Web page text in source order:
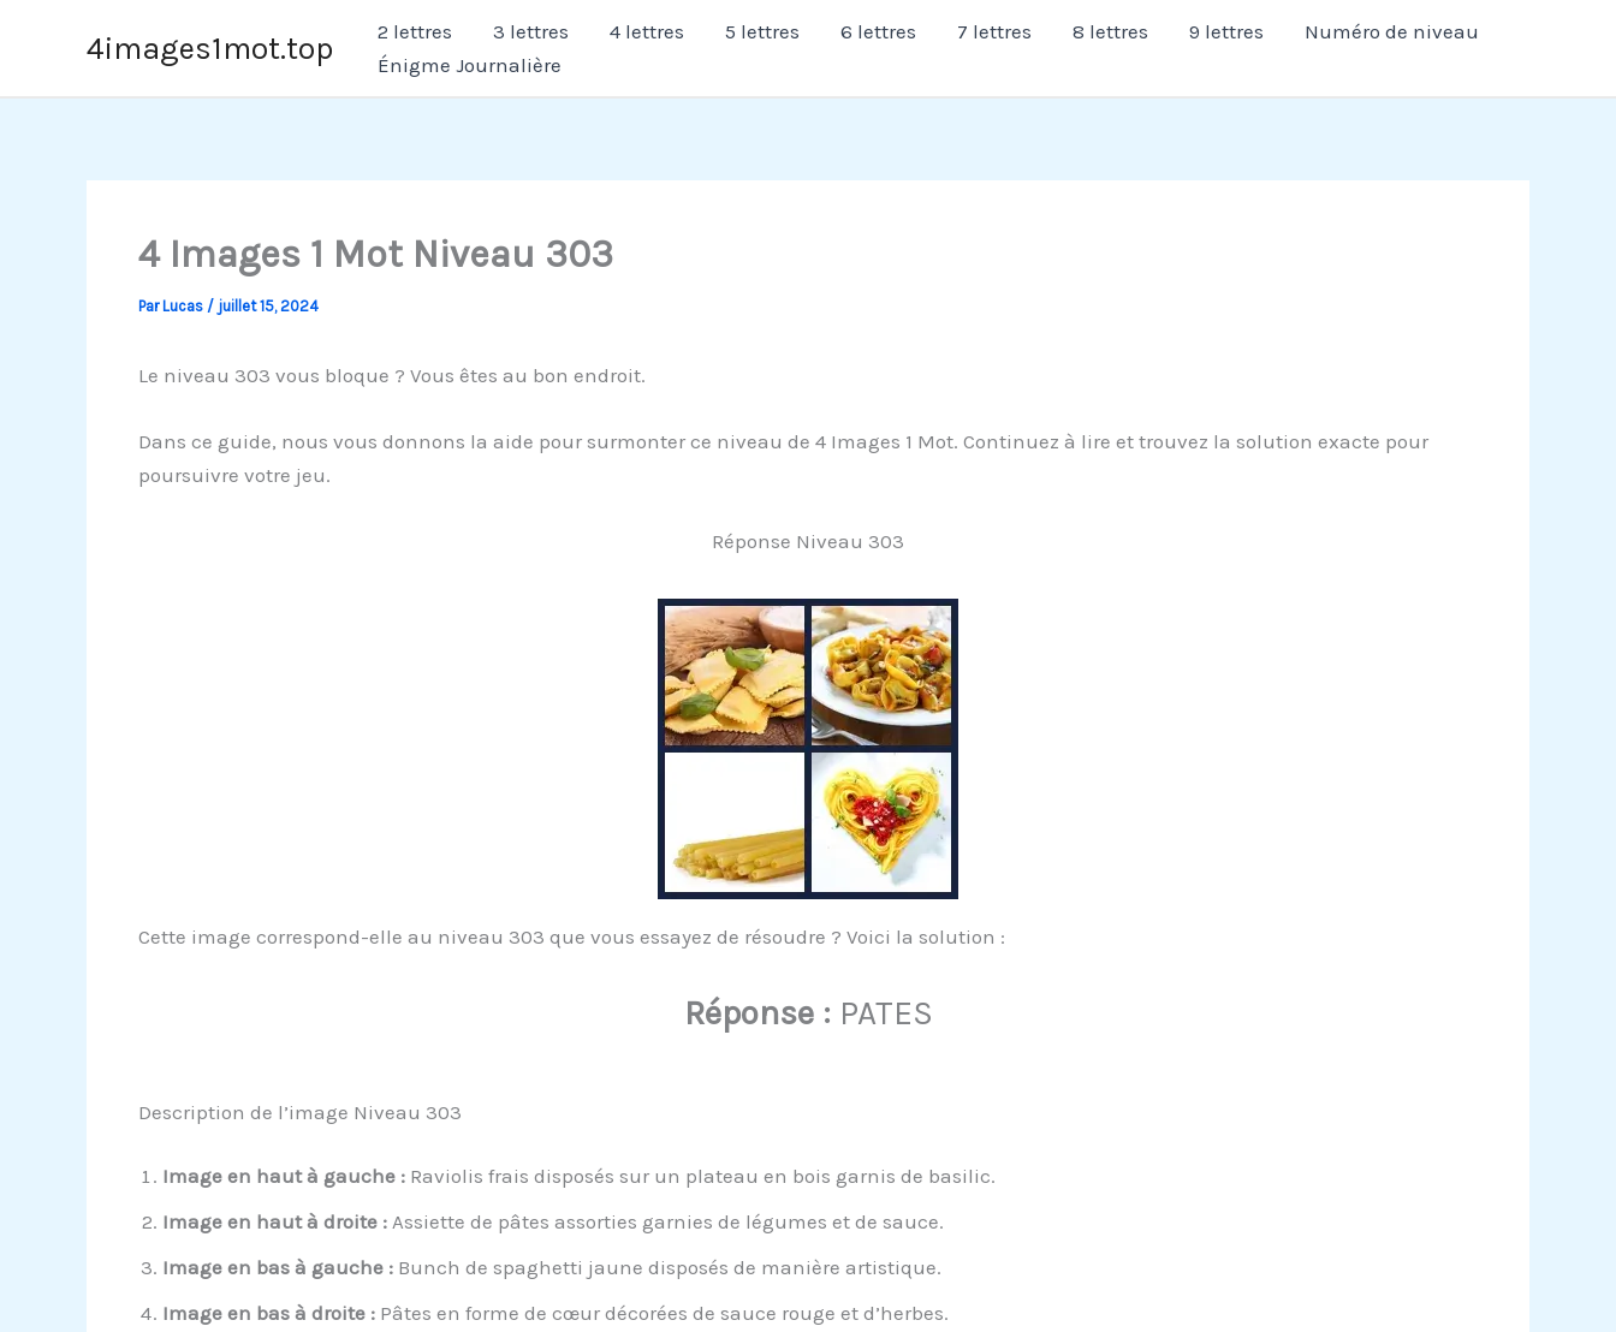
4images1mot.top 2 lettres 3 lettres 4 lettres 5 lettres 6 lettres 7 lettres 8 lettres 9 lettres
Numéro de niveau
Énigme Journalière
4 Images 1 Mot Niveau 303
ParLucas / juillet 15, 2024
Le niveau 303 vous bloque ? Vous êtes au bon endroit.
Dans ce guide, nous vous donnons la aide pour surmonter ce niveau de 4 Images 1 Mot. Continuez à lire et trouvez la solution exacte pour
poursuivre votre jeu.
Réponse Niveau 303
Cette image correspond-elle au niveau 303 que vous essayez de résoudre ? Voici la solution :
Réponse : PATES
Description de l’image Niveau 303
Image en haut à gauche :Raviolis frais disposés sur un plateau en bois garnis de basilic.
Image en haut à droite :Assiette de pâtes assorties garnies de légumes et de sauce.
Image en bas à gauche :Bunch de spaghetti jaune disposés de manière artistique.
Image en bas à droite :Pâtes en forme de cœur décorées de sauce rouge et d’herbes.